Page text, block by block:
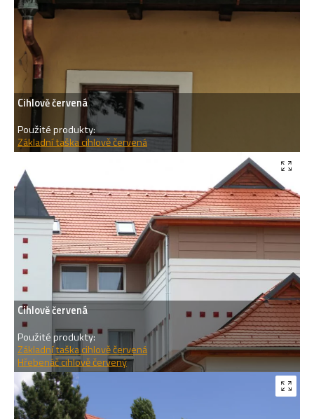
Cihlově červená
Použité produkty:
Základní taška cihlově červená
Cihlově červená
Použité produkty:
Základní taška cihlově červená
Hřebenáč cihlově červený